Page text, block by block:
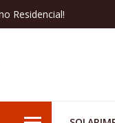
Residencial!